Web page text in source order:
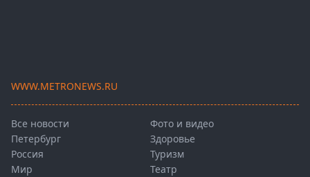
WWW.METRONEWS.RU
Все новости
Петербург
Россия
Мир
Фото и видео
Здоровье
Туризм
Театр